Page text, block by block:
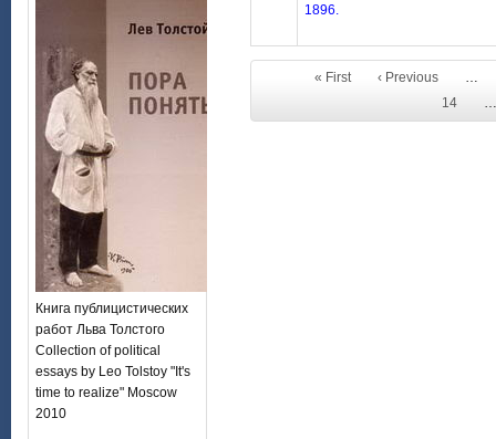
Книга публицистических
работ Льва Толстого
Collection of political
essays by Leo Tolstoy "It's
time to realize" Moscow
2010
1896.
« First ‹ Previous
14